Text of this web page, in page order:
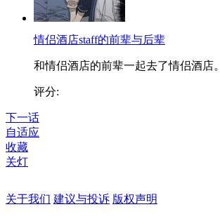
情侣酒店staff的前辈与后辈
和情侣酒店的前辈一起去了情侣酒店。
评分:
下一话
自适应
收藏
关灯
关于我们 建议与投诉 版权声明